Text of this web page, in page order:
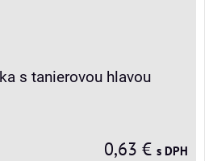
s tanierovou hlavou
0,63 € s DPH